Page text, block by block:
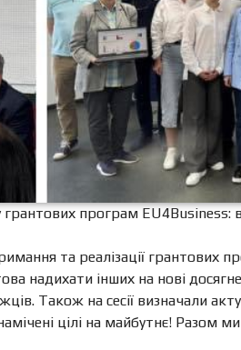
грантових програм
та реалізації грантових
надихати інших на нові
Також на сесії визначали
цілі на майбутнє! Разом